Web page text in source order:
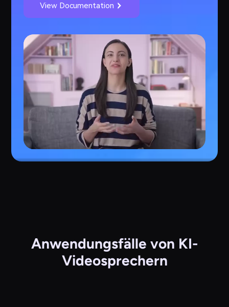
View Documentation
Anwendungsfälle von KI-
Videosprechern